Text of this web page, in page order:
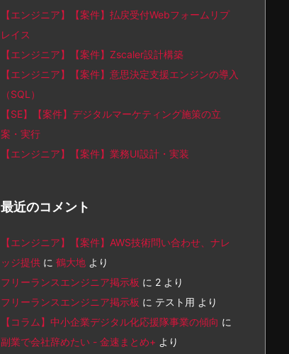
【エンジニア】【案件】払戻受付Webフォームリプ
レイス
【エンジニア】【案件】Zscaler設計構築
【エンジニア】【案件】意思決定支援エンジンの導入
（SQL）
【SE】【案件】デジタルマーケティング施策の立
案・実行
【エンジニア】【案件】業務UI設計・実装
最近のコメント
【エンジニア】【案件】AWS技術問い合わせ、ナレ
ッジ提供 に 鶴大地 より
フリーランスエンジニア掲示板 に 2 より
フリーランスエンジニア掲示板 に テスト用 より
【コラム】中小企業デジタル化応援隊事業の傾向 に
副業で会社辞めたい - 金速まとめ+ より